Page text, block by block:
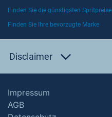
Finden Sie die günstigsten Spritpreise
Finden Sie Ihre bevorzugte Marke
Disclaimer
Impressum
AGB